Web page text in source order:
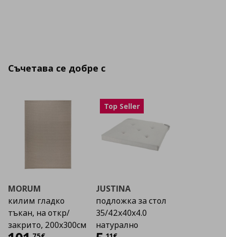
Съчетава се добре с
MORUM
килим гладко
тъкан, на откр/
закрито, 200x300см
Top Seller
JUSTINA
подложка за стол
35/42x40x4.0
натурално